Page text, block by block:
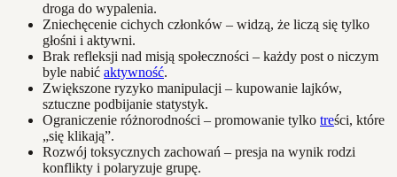
droga do wypalenia.
Zniechęcenie cichych członków – widzą, że liczą się tylko
głośni i aktywni.
Brak refleksji nad misją społeczności – każdy post o niczym
byle nabić aktywność.
Zwiększone ryzyko manipulacji – kupowanie lajków,
sztuczne podbijanie statystyk.
Ograniczenie różnorodności – promowanie tylko treści, które
„się klikają”.
Rozwój toksycznych zachowań – presja na wynik rodzi
konflikty i polaryzuje grupę.